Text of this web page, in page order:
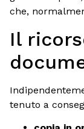
che,
Il
tenuto a